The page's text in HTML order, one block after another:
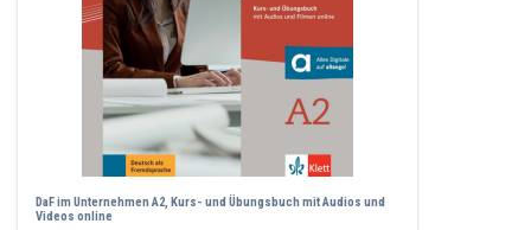
DaF im Unternehmen A2, Kurs- und Übungsbuch mit Audios und
Videos online